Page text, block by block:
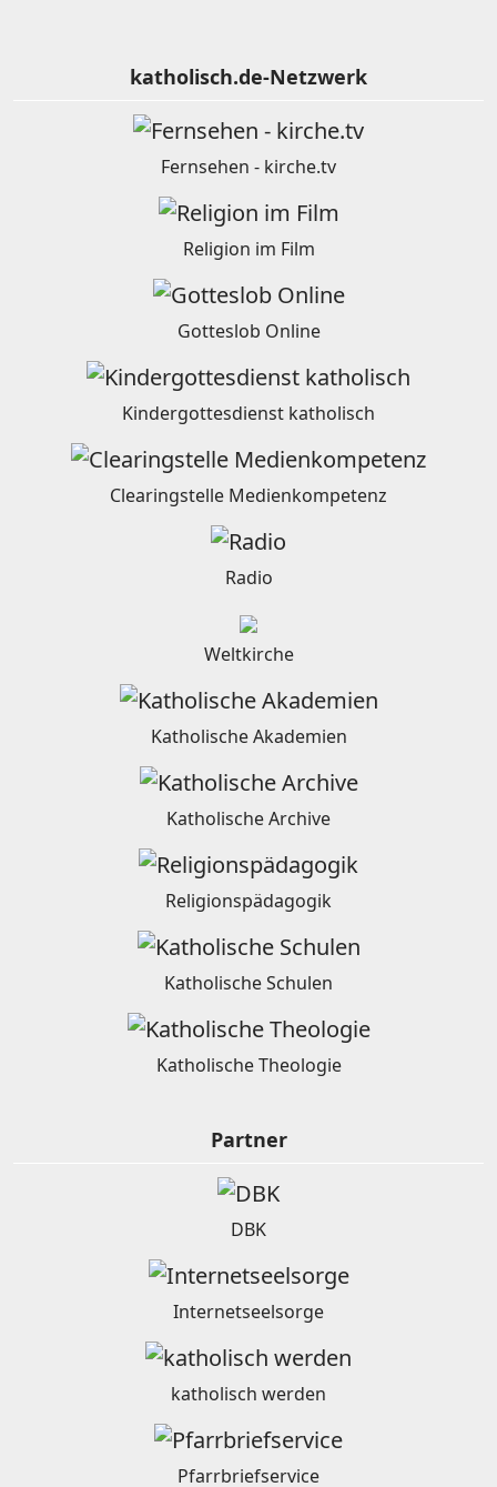
katholisch.de-Netzwerk
Fernsehen - kirche.tv
Religion im Film
Gotteslob Online
Kindergottesdienst katholisch
Clearingstelle Medienkompetenz
Radio
Weltkirche
Katholische Akademien
Katholische Archive
Religionspädagogik
Katholische Schulen
Katholische Theologie
Partner
DBK
Internetseelsorge
katholisch werden
Pfarrbriefservice